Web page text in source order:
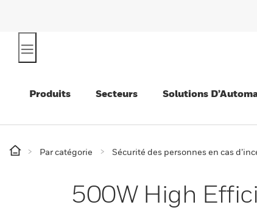
Produits Secteurs Solutions
Par catégorie Sécurité des personnes en cas
500W High